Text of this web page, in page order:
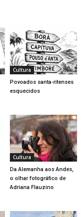
Cultura
Povoados santa-ritenses
esquecidos
Cultura
Da Alemanha aos Andes,
o olhar fotográfico de
Adriana Flauzino